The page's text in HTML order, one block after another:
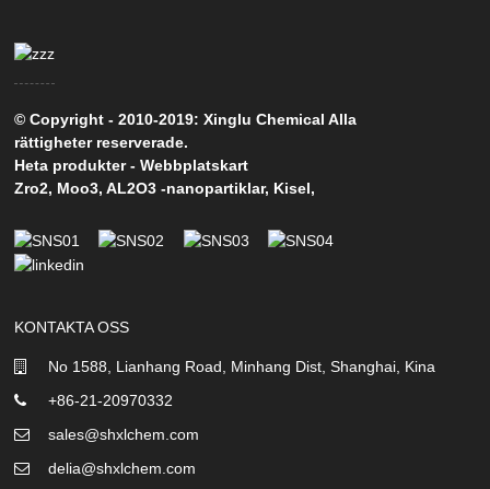
© Copyright - 2010-2019: Xinglu Chemical Alla
rättigheter reserverade.
Heta produkter-Webbplatskart
Zro2, Moo3,AL2O3 -nanopartiklar, Kisel,
KONTAKTA OSS
No 1588, Lianhang Road, Minhang Dist, Shanghai, Kina
+86-21-20970332
sales@shxlchem.com
delia@shxlchem.com